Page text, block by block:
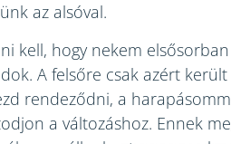
az alsóval.
kell, hogy nekem
A felsőre csak azért
rendeződni, a
a változáshoz. Ennek